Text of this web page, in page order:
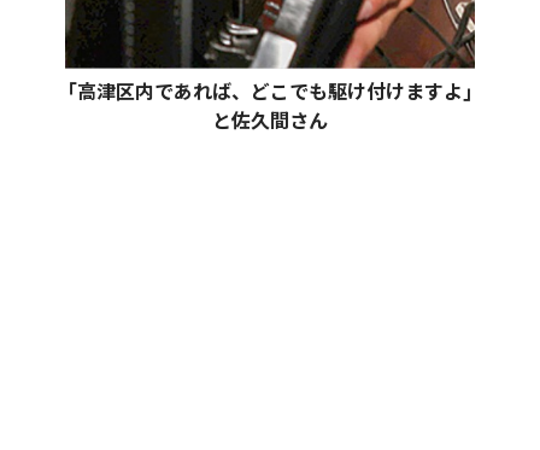
｢高津区内であれば、どこでも駆け付けますよ｣
と佐久間さん